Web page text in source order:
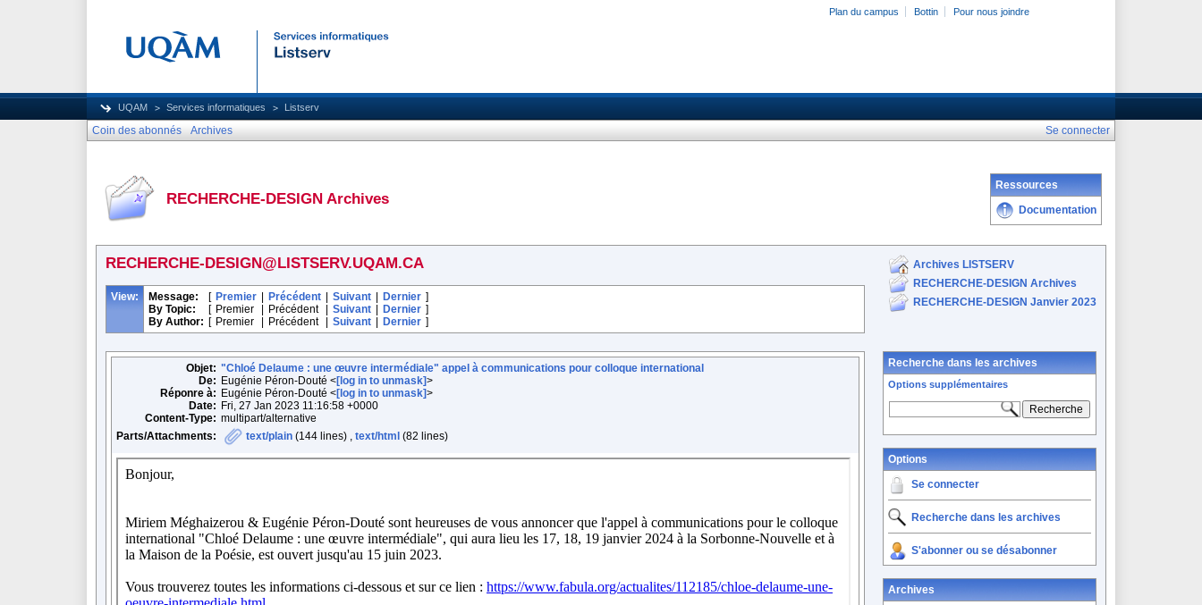
Plan du campus Bottin Pour nous joindre
UQAM Services informatiques Listserv
Coin des abonnés Archives Se connecter
RECHERCHE-DESIGN Archives
Ressources
Documentation
RECHERCHE-DESIGN@LISTSERV.UQAM.CA
View: Message: [ Premier Précédent Suivant Dernier ]
By Topic:
[ Premier Précédent Suivant Dernier ]
By Author: [ Premier Précédent Suivant Dernier ]
Archives LISTSERV
RECHERCHE-DESIGN Archives
RECHERCHE-DESIGN Janvier 2023
Objet: "Chloé Delaume : une œuvre intermédiale" appel à communications pour colloque international
De: Eugénie Péron-Douté <[log in to unmask]>
Réponre à: Eugénie Péron-Douté <[log in to unmask]>
Date: Fri, 27 Jan 2023 11:16:58 +0000
Content-Type: multipart/alternative
Parts/Attachments:
text/plain (144 lines) , text/html (82 lines)
Recherche dans les archives
Options supplémentaires
Options
Se connecter
Recherche dans les archives
S'abonner ou se désabonner
Archives